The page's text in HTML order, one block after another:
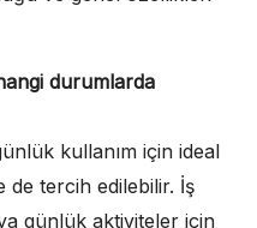
durumlarda
kullanım için ideal
de tercih edilebilir. İş
günlük aktiviteler için